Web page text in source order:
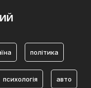
політика
психологія авто